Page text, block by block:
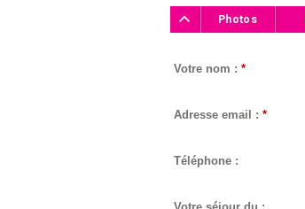
Photos
Votre nom : *
Adresse email : *
Téléphone :